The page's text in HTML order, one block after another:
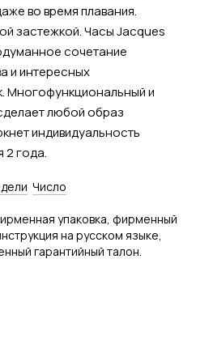
во время плавания.
застежкой. Часы Jacques
сочетание
и интересных
Многофункциональный и
любой образ
индивидуальность
2 года.
Число
упаковка, фирменный
на русском языке,
гарантийный талон.